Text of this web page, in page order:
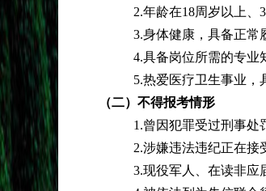
2.年龄在18周岁以上、
3.身体健康，具备正常
4.具备岗位所需的专业
5.热爱医疗卫生事业，
（二）不得报考情形
1.曾因犯罪受过刑事处
2.涉嫌违法违纪正在接
3.现役军人、在读非应